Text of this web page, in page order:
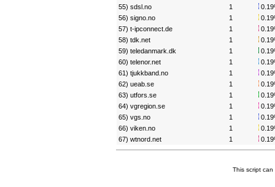
55) sdsl.no
1
56) signo.no
1
57) t-ipconnect.de
1
58) tdk.net
1
59) teledanmark.dk
1
60) telenor.net
1
61) tjukkband.no
1
62) ueab.se
1
63) utfors.se
1
64) vgregion.se
1
65) vgs.no
1
66) viken.no
1
67) wtnord.net
1
This script